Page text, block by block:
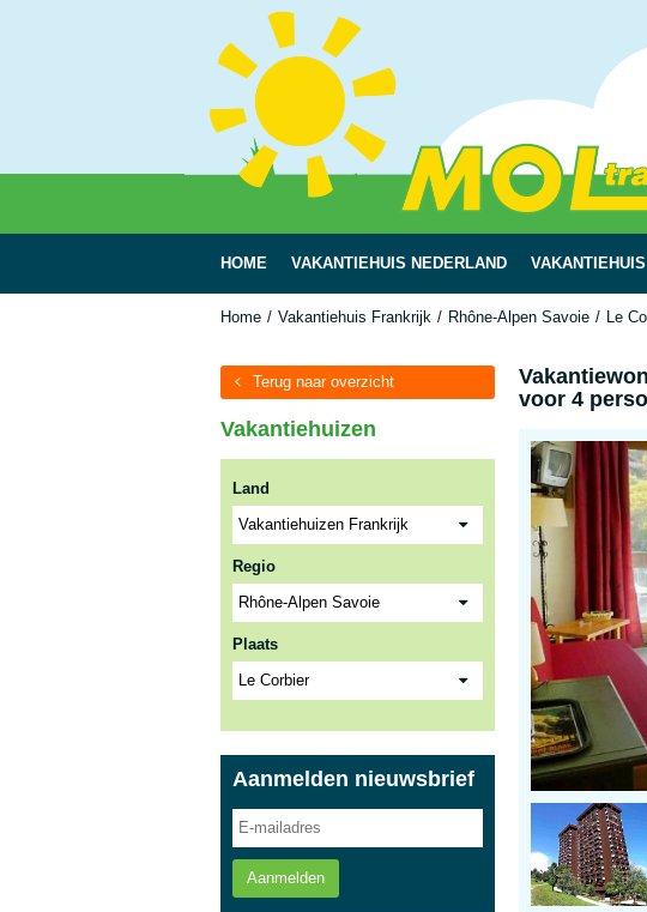
HOME VAKANTIEHUIS NEDERLAND
Home Vakantiehuis Frankrijk Rhône-Alpen Savoie Le
voor 4
Terug naar overzicht
Vakantiehuizen
Land
Regio
Plaats
Aanmelden nieuwsbrief
Aanmelden